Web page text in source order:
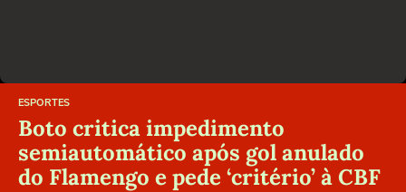
ESPORTES
Boto critica impedimento
semiautomático após gol anulado
do Flamengo e pede ‘critério’ à CBF